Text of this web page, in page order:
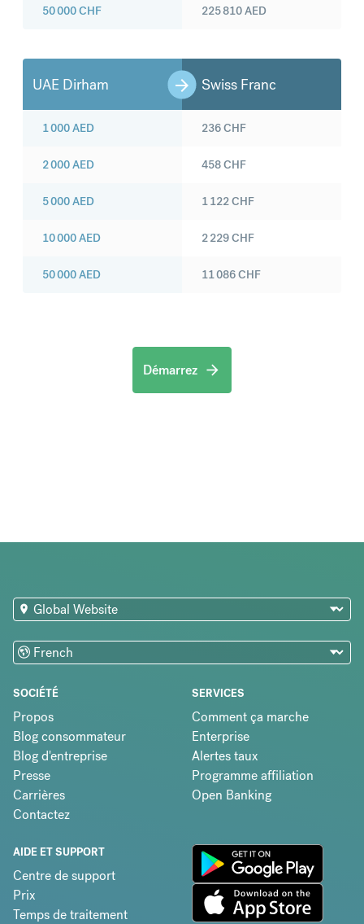
50 000CHF 225 810AED
UAE Dirham Swiss Franc
1 000AED
2 000AED
5 000AED
10 000AED
50 000AED
236CHF
458CHF
1 122CHF
2 229CHF
11 086CHF
Démarrez
SOCIÉTÉ
Propos
Blog consommateur
Blog d'entreprise
Presse
Carrières
Contactez
SERVICES
Comment ça marche
Enterprise
Alertes taux
Programme affiliation
Open Banking
AIDE ET SUPPORT
Centre de support
Prix
Temps de traitement